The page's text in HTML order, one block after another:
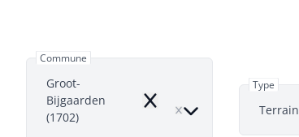
Commune
Groot-
Bijgaarden
(1702)
Remove
Type
Terrain